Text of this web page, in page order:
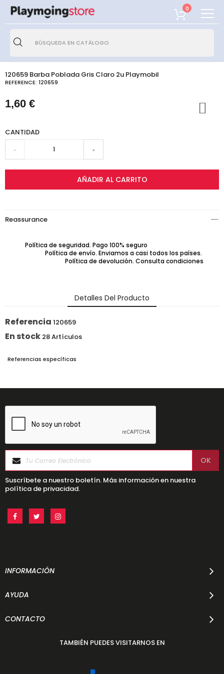
0
120659 Barba Poblada Gris Claro 2u Playmobil
REFERENCE: 120659
1,60 €
CANTIDAD
- +
AÑADIR AL CARRITO
Reassurance
Política de seguridad. Pago 100% seguro
Política de envío. Enviamos a casi todos los países.
Política de devolución. Consulta condiciones
Detalles Del Producto
Referencia 120659
En stock 28 Artículos
Referencias específicas
Suscríbete a nuestro boletín. Más información en nuestra
política de privacidad.
INFORMACIÓN
AYUDA
CONTACTO
TAMBIÉN PUEDES VISITARNOS EN